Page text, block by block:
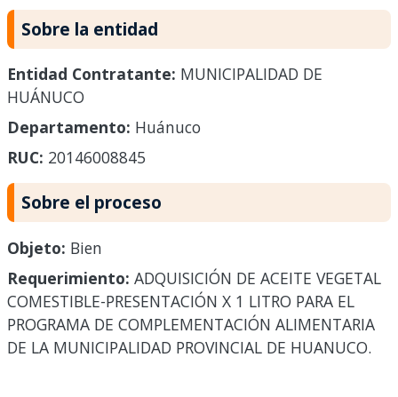
Sobre la entidad
Entidad Contratante: MUNICIPALIDAD DE
HUÁNUCO
Departamento: Huánuco
RUC: 20146008845
Sobre el proceso
Objeto: Bien
Requerimiento: ADQUISICIÓN DE ACEITE VEGETAL
COMESTIBLE-PRESENTACIÓN X 1 LITRO PARA EL
PROGRAMA DE COMPLEMENTACIÓN ALIMENTARIA
DE LA MUNICIPALIDAD PROVINCIAL DE HUANUCO.